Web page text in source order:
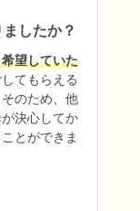
したか？
望していた
てもらえる
のため、他
決心してか
とができま